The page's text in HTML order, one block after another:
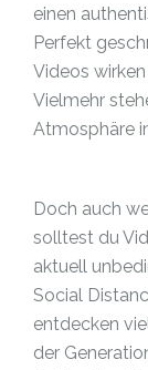
einen
Perfekt
Videos
Vielmehr
Atmosphäre
Doch auch
solltest du
aktuell
Social
entdecken
der